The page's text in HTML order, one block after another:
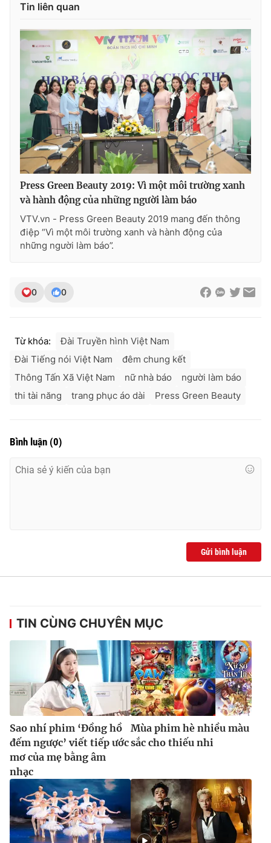
Tin liên quan
Press Green Beauty 2019: Vì một môi trường xanh
và hành động của những người làm báo
VTV.vn - Press Green Beauty 2019 mang đến thông
điệp “Vì một môi trường xanh và hành động của
những người làm báo”.
0 0
Từ khóa:
Đài Truyền hình Việt Nam
Đài Tiếng nói Việt Nam
đêm chung kết
Thông Tấn Xã Việt Nam
nữ nhà báo
người làm báo
thi tài năng
trang phục áo dài Press Green Beauty
Bình luận (0)
Gửi bình luận
TIN CÙNG CHUYÊN MỤC
Sao nhí phim ‘Đồng hồ
đếm ngược’ viết tiếp ước
mơ của mẹ bằng âm
nhạc
Mùa phim hè nhiều màu
sắc cho thiếu nhi